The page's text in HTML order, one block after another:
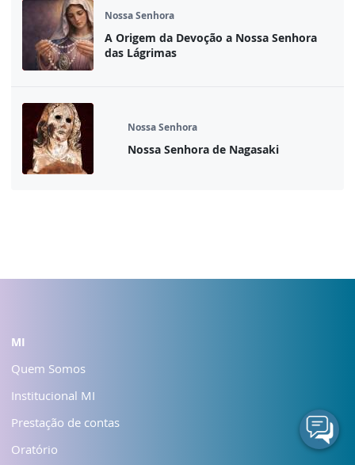
Nossa Senhora
A Origem da Devoção a Nossa Senhora
das Lágrimas
Nossa Senhora
Nossa Senhora de Nagasaki
MI
Quem Somos
Institucional MI
Prestação de contas
Oratório